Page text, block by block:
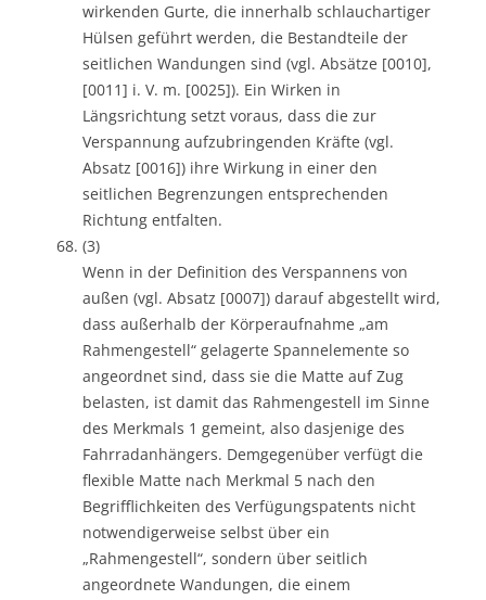
wirkenden Gurte, die innerhalb schlauchartiger
Hülsen geführt werden, die Bestandteile der
seitlichen Wandungen sind (vgl. Absätze [0010],
[0011] i. V. m. [0025]). Ein Wirken in
Längsrichtung setzt voraus, dass die zur
Verspannung aufzubringenden Kräfte (vgl.
Absatz [0016]) ihre Wirkung in einer den
seitlichen Begrenzungen entsprechenden
Richtung entfalten.
(3)
Wenn in der Definition des Verspannens von
außen (vgl. Absatz [0007]) darauf abgestellt wird,
dass außerhalb der Körperaufnahme „am
Rahmengestell“ gelagerte Spannelemente so
angeordnet sind, dass sie die Matte auf Zug
belasten, ist damit das Rahmengestell im Sinne
des Merkmals 1 gemeint, also dasjenige des
Fahrradanhängers. Demgegenüber verfügt die
flexible Matte nach Merkmal 5 nach den
Begrifflichkeiten des Verfügungspatents nicht
notwendigerweise selbst über ein
„Rahmengestell“, sondern über seitlich
angeordnete Wandungen, die einem